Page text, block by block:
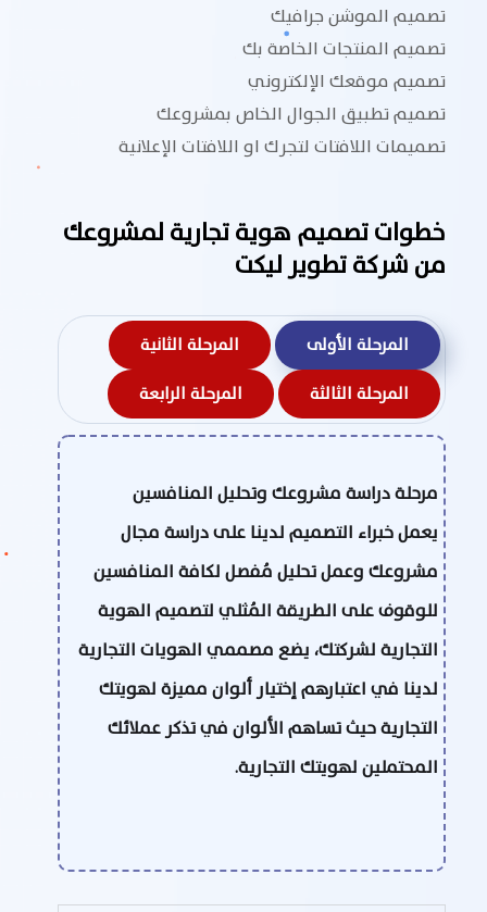
تصميم الموشن جرافيك
تصميم المنتجات الخاصة بك
تصميم موقعك الإلكتروني
تصميم تطبيق الجوال الخاص بمشروعك
تصميمات اللافتات لتجرك او اللافتات الإعلانية
خطوات تصميم هوية تجارية لمشروعك
من شركة تطوير ليكت
المرحلة الأولى
المرحلة الثانية
المرحلة الثالثة
المرحلة الرابعة
مرحلة دراسة مشروعك وتحليل المنافسين
يعمل خبراء التصميم لدينا على دراسة مجال
مشروعك وعمل تحليل مُفصل لكافة المنافسين
للوقوف على الطريقة المُثلي لتصميم الهوية
التجارية لشركتك، يضع مصممي الهويات التجارية
لدينا في اعتبارهم إختيار ألوان مميزة لهويتك
التجارية حيث تساهم الألوان في تذكر عملائك
المحتملين لهويتك التجارية.